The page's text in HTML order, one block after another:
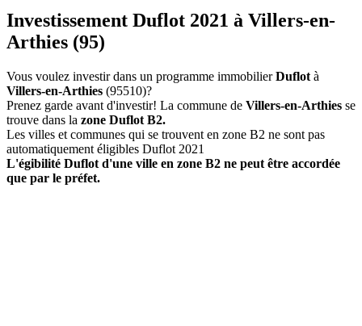
Investissement Duflot 2021 à Villers-en-
Arthies (95)
Vous voulez investir dans un programme immobilierDuflot à
Villers-en-Arthies (95510)?
Prenez garde avant d'investir! La commune de Villers-en-Arthies se
trouve dans la zone Duflot B2.
Les villes et communes qui se trouvent en zone B2 ne sont pas
automatiquement éligibles Duflot 2021
L'égibilité Duflot d'une ville en zone B2 ne peut être accordée
que par le préfet.